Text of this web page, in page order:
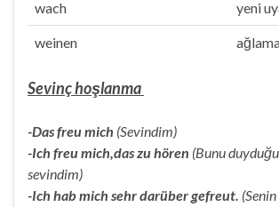
wach yeni
weinen
Sevinç hoşlanma
-Das freu mich (Sevindim)
-Ich freu mich,das zu hören (Bunu
sevindim)
-Ich hab mich sehr darüber gefreut.